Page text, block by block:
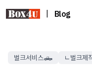
Blog
벌크서비스🛻 ㄴ벌크제